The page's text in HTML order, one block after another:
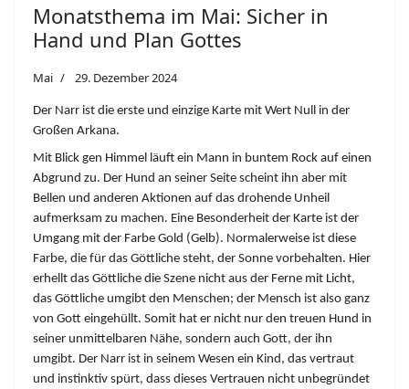
Monatsthema im Mai: Sicher in
Hand und Plan Gottes
Mai 29. Dezember 2024
Der Narr ist die erste und einzige Karte mit Wert Null in der
Großen Arkana.
Mit Blick gen Himmel läuft ein Mann in buntem Rock auf einen
Abgrund zu. Der Hund an seiner Seite scheint ihn aber mit
Bellen und anderen Aktionen auf das drohende Unheil
aufmerksam zu machen. Eine Besonderheit der Karte ist der
Umgang mit der Farbe Gold (Gelb). Normalerweise ist diese
Farbe, die für das Göttliche steht, der Sonne vorbehalten. Hier
erhellt das Göttliche die Szene nicht aus der Ferne mit Licht,
das Göttliche umgibt den Menschen; der Mensch ist also ganz
von Gott eingehüllt. Somit hat er nicht nur den treuen Hund in
seiner unmittelbaren Nähe, sondern auch Gott, der ihn
umgibt. Der Narr ist in seinem Wesen ein Kind, das vertraut
und instinktiv spürt, dass dieses Vertrauen nicht unbegründet